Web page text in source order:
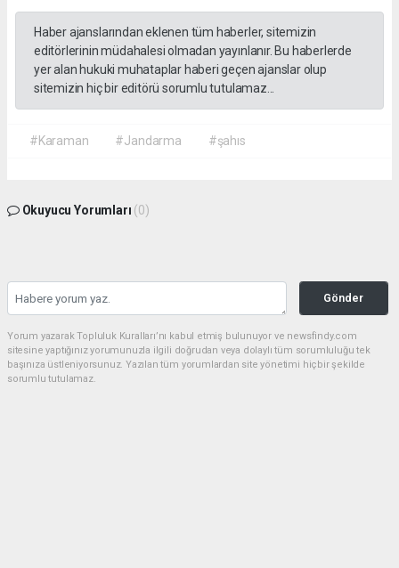
Haber ajanslarından eklenen tüm haberler, sitemizin
editörlerinin müdahalesi olmadan yayınlanır. Bu haberlerde
yer alan hukuki muhataplar haberi geçen ajanslar olup
sitemizin hiç bir editörü sorumlu tutulamaz...
#Karaman #Jandarma #şahıs
Okuyucu Yorumları (0)
Gönder
Yorum yazarak Topluluk Kuralları’nı kabul etmiş bulunuyor ve newsfindy.com
sitesine yaptığınız yorumunuzla ilgili doğrudan veya dolaylı tüm sorumluluğu tek
başınıza üstleniyorsunuz. Yazılan tüm yorumlardan site yönetimi hiçbir şekilde
sorumlu tutulamaz.